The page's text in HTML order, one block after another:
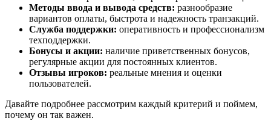
Методы ввода и вывода средств: разнообразие
вариантов оплаты, быстрота и надежность транзакций.
Служба поддержки: оперативность и профессионализм
техподдержки.
Бонусы и акции: наличие приветственных бонусов,
регулярные акции для постоянных клиентов.
Отзывы игроков: реальные мнения и оценки
пользователей.
Давайте подробнее рассмотрим каждый критерий и поймем,
почему он так важен.